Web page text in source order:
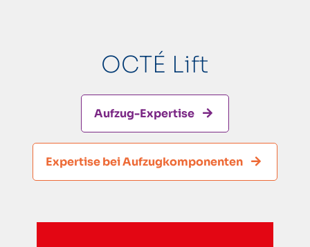
OCTÉ Lift
Aufzug-Expertise
Expertise bei Aufzugkomponenten